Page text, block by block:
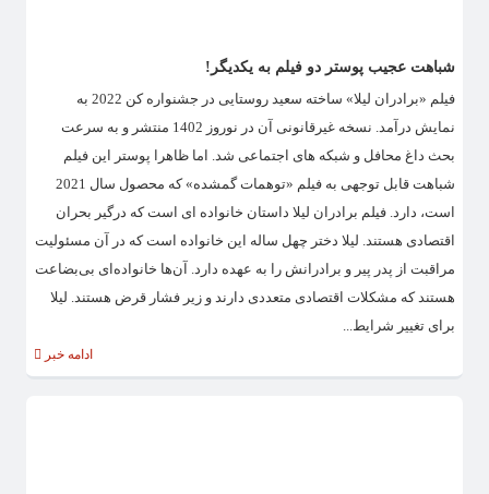
شباهت عجیب پوستر دو فیلم به یکدیگر!
فیلم «برادران لیلا» ساخته سعید روستایی در جشنواره کن 2022 به
نمایش درآمد. نسخه غیرقانونی آن در نوروز 1402 منتشر و به سرعت
بحث داغ محافل و شبکه های اجتماعی شد. اما ظاهرا پوستر این فیلم
شباهت قابل توجهی به فیلم «توهمات گمشده» که محصول سال 2021
است، دارد. فیلم برادران لیلا داستان خانواده ای است که درگیر بحران
اقتصادی هستند. لیلا دختر چهل‌ ساله این خانواده‌ است که در آن مسئولیت
مراقبت از پدر پیر و برادرانش را به عهده دارد. آن‌ها خانواده‌ای بی‌بضاعت
هستند که مشکلات اقتصادی متعددی دارند و زیر فشار قرض هستند. لیلا
برای تغییر شرایط...
ادامه خبر